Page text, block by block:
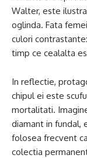
Walter, este
oglinda. Fata
culori
timp ce cealalta
In reflectie,
chipul ei este
mortalitati.
diamant in fundal,
folosea frecvent
colectia